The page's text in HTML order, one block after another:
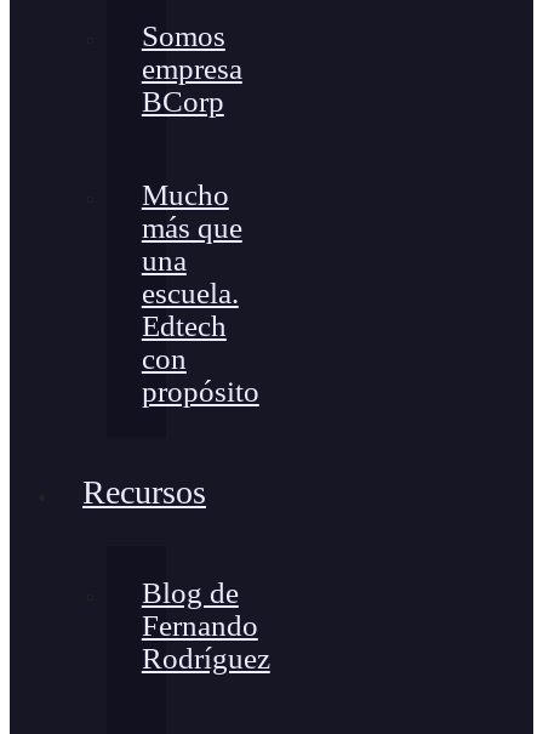
Somos
empresa
BCorp
Mucho
más que
una
escuela.
Edtech
con
propósito
Recursos
Blog de
Fernando
Rodríguez